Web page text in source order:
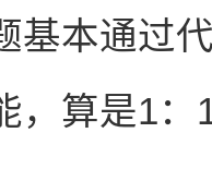
基本通过
，算是1：